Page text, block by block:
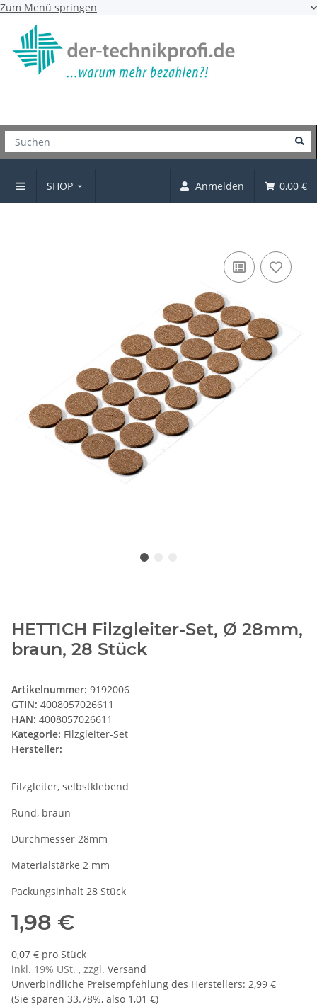
Zum Menü springen
SHOP Anmelden 0,00 €
Filzgleiter-Set
HETTICH Filzgleiter-Set, Ø 28mm,
braun, 28 Stück
Artikelnummer: 9192006
GTIN: 4008057026611
HAN: 4008057026611
Kategorie: Filzgleiter-Set
Hersteller:
Filzgleiter, selbstklebend
Rund, braun
Durchmesser 28mm
Materialstärke 2 mm
Packungsinhalt 28 Stück
1,98 €
0,07 € pro Stück
inkl. 19% USt. , zzgl. Versand
Unverbindliche Preisempfehlung des Herstellers: 2,99 €
(Sie sparen 33.78%, also 1,01 €)